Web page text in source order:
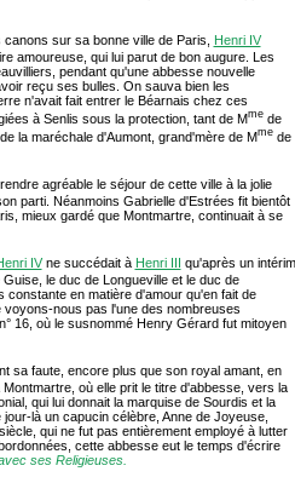
sur sa bonne ville de Paris,
Henri IV
amoureuse, qui lui parut de bon augure. Les
pendant qu'une abbesse nouvelle
reçu ses bulles. On sauva bien les
n'avait fait entrer le Béarnais chez ces
à Senlis sous la protection, tant de Mmede
la maréchale d'Aumont, grand'mère de Mmede
agréable le séjour de cette ville à la jolie
parti. Néanmoins Gabrielle d'Estrées fit bientôt
mieux gardé que Montmartre, continuait à se
IVne succédait à Henri III qu'après un intérim
le duc de Longueville et le duc de
constante en matière d'amour qu'en fait de
voyons-nous pas l'une des nombreuses
16, où le susnommé Henry Gérard fut mitoyen
sa faute, encore plus que son royal amant, en
où elle prit le titre d'abbesse, vers la
qui lui donnait la marquise de Sourdis et la
là un capucin célèbre, Anne de Joyeuse,
qui ne fut pas entièrement employé à lutter
cette abbesse eut le temps d'écrire
ses Religieuses.